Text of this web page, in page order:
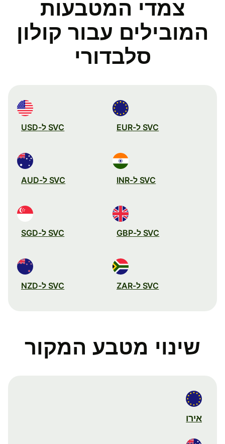
צמדי המטבעות
המובילים עבור קולון
סלבדורי
SVC ל-EUR SVC ל-USD
SVC ל-INR SVC ל-AUD
SVC ל-GBP SVC ל-SGD
SVC ל-ZAR SVC ל-NZD
שינוי מטבע המקור
אירו